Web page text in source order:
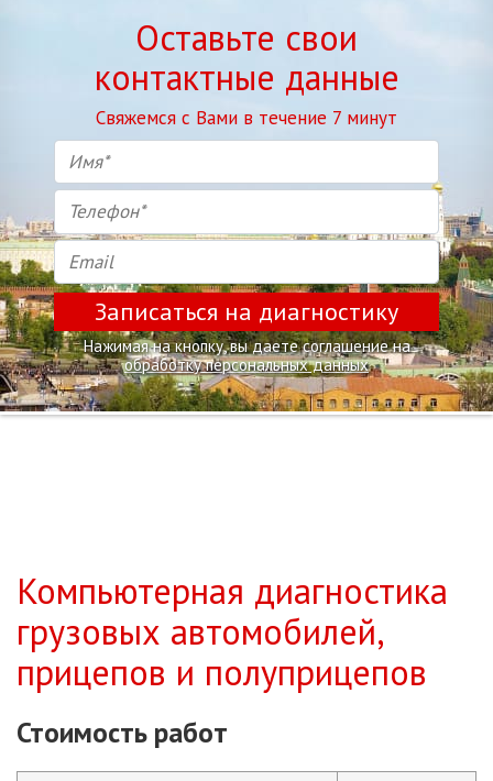
Оставьте свои
контактные данные
Свяжемся с Вами в течение 7 минут
Записаться на диагностику
Нажимая на кнопку, вы даете соглашение на
обработку персональных данных
Компьютерная диагностика
грузовых автомобилей,
прицепов и полуприцепов
Стоимость работ